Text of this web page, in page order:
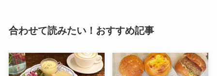
合わせて読みたい！おすすめ記事